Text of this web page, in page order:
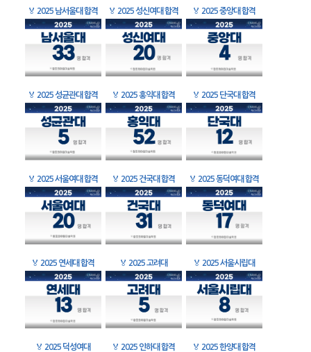
🏅 2025 남서울대 합격 🏅 2025 성신여대 합격 🏅 2025 중앙대 합격
🏅 2025 성균관대 합격 🏅 2025 홍익대 합격 🏅 2025 단국대 합격
🏅 2025 서울여대 합격 🏅 2025 건국대 합격 🏅 2025 동덕여대 합격
🏅 2025 연세대 합격 🏅 2025 고려대 🏅 2025 서울시립대
🏅 2025 덕성여대 🏅 2025 인하대 합격 🏅 2025 한양대 합격